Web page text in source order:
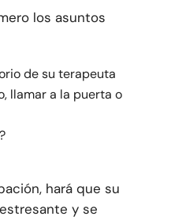
los asuntos
de su terapeuta
llamar a la puerta o
hará que su
y se